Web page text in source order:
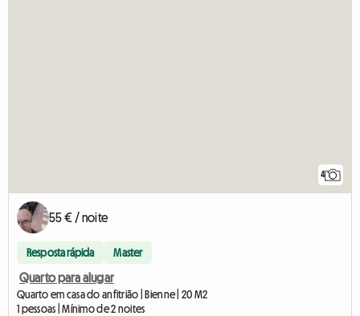
4
55 € / noite
Resposta rápida Master
Quarto para alugar
Quarto em casa do anfitrião | Bienne | 20 M2
1 pessoas | Mínimo de 2 noites